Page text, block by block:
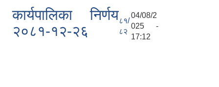
कार्यपालिका निर्णय
२०८१-१२-२६
८१/
८२
04/08/2
025 -
17:12